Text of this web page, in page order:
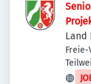
Land
Freie-